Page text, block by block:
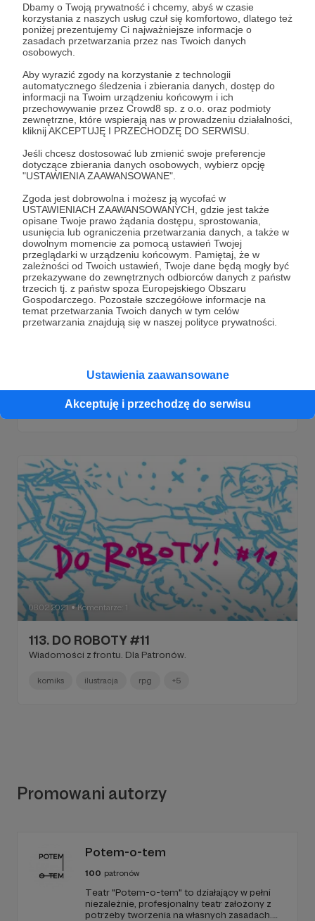
Dbamy o Twoją prywatność i chcemy, abyś w czasie
korzystania z naszych usług czuł się komfortowo, dlatego też
poniżej prezentujemy Ci najważniejsze informacje o
zasadach przetwarzania przez nas Twoich danych
osobowych.
Aby wyrazić zgody na korzystanie z technologii
automatycznego śledzenia i zbierania danych, dostęp do
informacji na Twoim urządzeniu końcowym i ich
przechowywanie przez Crowd8 sp. z o.o. oraz podmioty
zewnętrzne, które wspierają nas w prowadzeniu działalności,
kliknij AKCEPTUJĘ I PRZECHODZĘ DO SERWISU.
Jeśli chcesz dostosować lub zmienić swoje preferencje
dotyczące zbierania danych osobowych, wybierz opcję
"USTAWIENIA ZAAWANSOWANE".
Zgoda jest dobrowolna i możesz ją wycofać w
USTAWIENIACH ZAAWANSOWANYCH, gdzie jest także
opisane Twoje prawo żądania dostępu, sprostowania,
usunięcia lub ograniczenia przetwarzania danych, a także w
dowolnym momencie za pomocą ustawień Twojej
przeglądarki w urządzeniu końcowym. Pamiętaj, że w
zależności od Twoich ustawień, Twoje dane będą mogły być
przekazywane do zewnętrznych odbiorców danych z państw
trzecich tj. z państw spoza Europejskiego Obszaru
Gospodarczego. Pozostałe szczegółowe informacje na
temat przetwarzania Twoich danych w tym celów
przetwarzania znajdują się w naszej polityce prywatności.
Ustawienia zaawansowane
Akceptuję i przechodzę do serwisu
26.01.2022 ● Brak komentarzy
168. Od kuchni #16: Space Weirdos PL
O pracy nad okładką polskiej edycji Space Weirdos. Za
darmo. Dla wszystkich!
nerd sirens rpg wargaming +3
23.12.2021 ● Brak komentarzy
hockeypocalypse +5
08.02.2021 ● Komentarze: 1
113. DO ROBOTY #11
Wiadomości z frontu. Dla Patronów.
komiks ilustracja rpg +5
Promowani autorzy
Potem-o-tem
100 patronów
Teatr "Potem-o-tem" to działający w pełni
niezależnie, profesjonalny teatr założony z
potrzeby tworzenia na własnych zasadach.